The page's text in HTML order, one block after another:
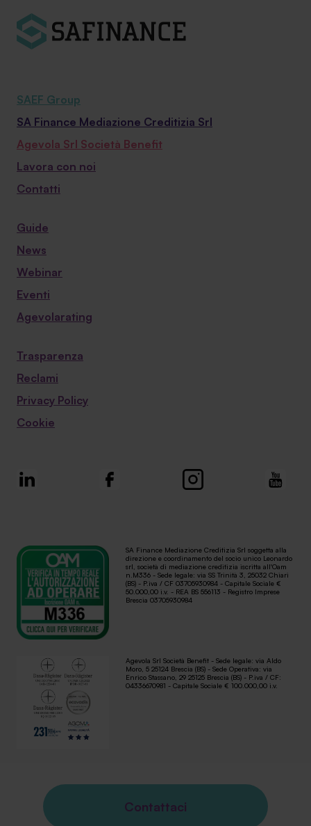
SAEF Group
SA Finance Mediazione Creditizia Srl
Agevola Srl Società Benefit
Lavora con noi
Contatti
Guide
News
Webinar
Eventi
Agevolarating
Trasparenza
Reclami
Privacy Policy
Cookie
SA Finance Mediazione Creditizia Srl soggetta alla
direzione e coordinamento del socio unico Leonardo
srl, società di mediazione creditizia iscritta all'Oam
n.M336 - Sede legale: via SS Trinità 3, 25032 Chiari
(BS) - P.iva / CF 03705930984 - Capitale Sociale €
50.000,00 i.v. - REA BS 556113 - Registro Imprese
Brescia 03705930984
Agevola Srl Società Benefit - Sede legale: via Aldo
Moro, 5 25124 Brescia (BS) - Sede Operativa: via
Enrico Stassano, 29 25125 Brescia (BS) - P.iva / CF:
04336670981 - Capitale Sociale € 100.000,00 i.v.
Contattaci